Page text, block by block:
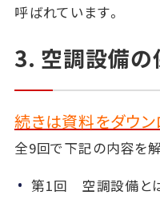
呼ばれています。
3. 空調設備の
続きは資料をダウン
全9回で下記の内容を解
第1回 空調設備と